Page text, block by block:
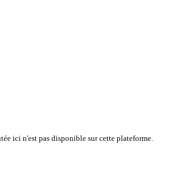
ici n'est pas disponible sur cette plateforme.